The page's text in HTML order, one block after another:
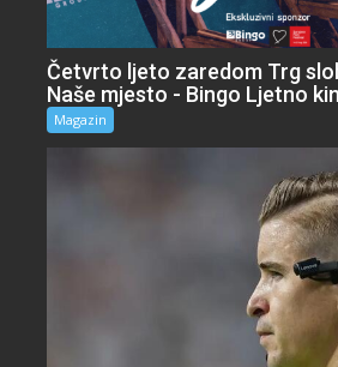
Četvrto ljeto zaredom Trg
Naše mjesto - Bingo Ljetno
Magazin